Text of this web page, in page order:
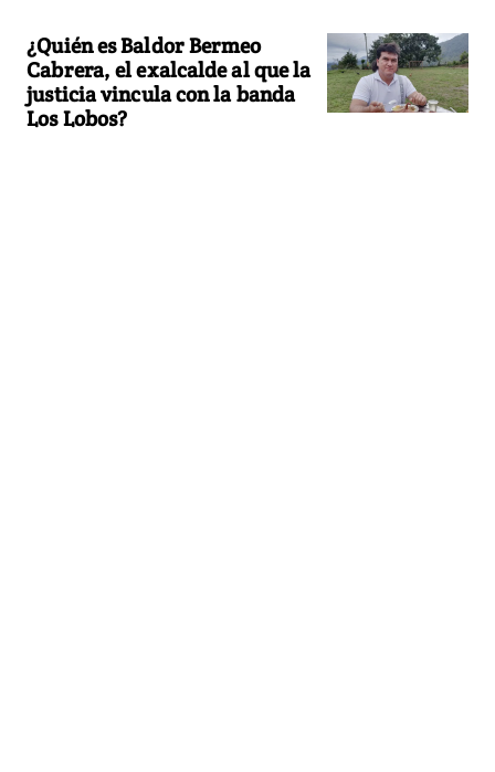
¿Quién es Baldor Bermeo
Cabrera, el exalcalde al que la
justicia vincula con la banda
Los Lobos?